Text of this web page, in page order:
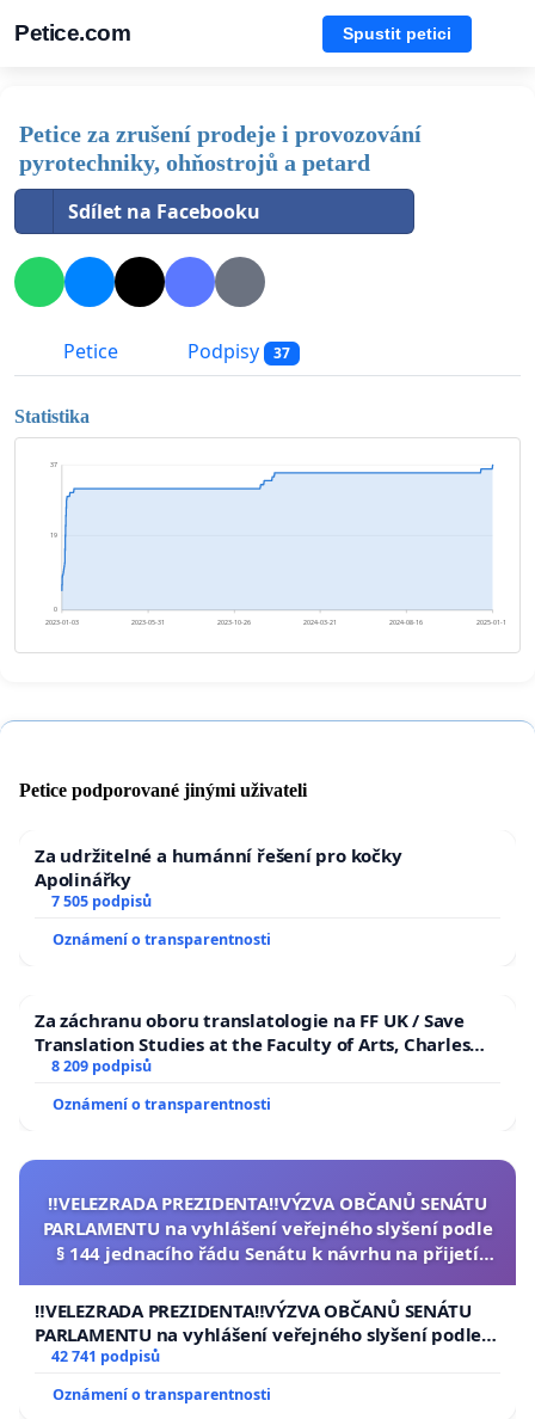
Petice.com Spustit petici
Petice za zrušení prodeje i provozování
pyrotechniky, ohňostrojů a petard
Sdílet na Facebooku
Petice Podpisy 37
Statistika
0
19
37
2023-01-03 2023-05-31 2023-10-26 2024-03-21 2024-08-16 2025-01-11
Petice podporované jinými uživateli
Za udržitelné a humánní řešení pro kočky
Apolinářky
7 505 podpisů
Oznámení o transparentnosti
Za záchranu oboru translatologie na FF UK / Save
Translation Studies at the Faculty of Arts, Charles
University
8 209 podpisů
Oznámení o transparentnosti
‼️VELEZRADA PREZIDENTA‼️VÝZVA OBČANŮ SENÁTU
PARLAMENTU na vyhlášení veřejného slyšení podle
§ 144 jednacího řádu Senátu k návrhu na přijetí
republiky
‼️VELEZRADA PREZIDENTA‼️VÝZVA OBČANŮ SENÁTU
PARLAMENTU na vyhlášení veřejného slyšení podle §
144 jednacího řádu Senátu k návrhu na přijetí
republiky
42 741 podpisů
Oznámení o transparentnosti